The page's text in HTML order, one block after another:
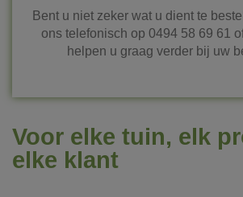
Bent u niet zeker wat u dient te
ons telefonisch op 0494 58 69 61
helpen u graag verder bij uw
Voor elke tuin, elk
elke klant